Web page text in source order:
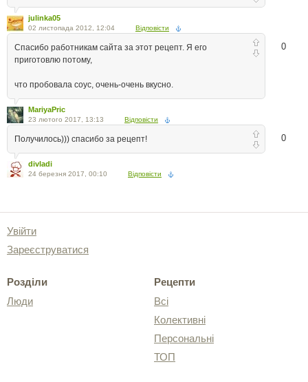
julinka05
02 листопада 2012, 12:04 Відповісти
0
Спасибо работникам сайта за этот рецепт. Я его
приготовлю потому,
что пробовала соус, очень-очень вкусно.
MariyaPric
23 лютого 2017, 13:13 Відповісти
0
Получилось))) спасибо за рецепт!
divladi
24 березня 2017, 00:10 Відповісти
Увійти
Зареєструватися
Розділи
Люди
Рецепти
Всі
Колективні
Персональні
ТОП